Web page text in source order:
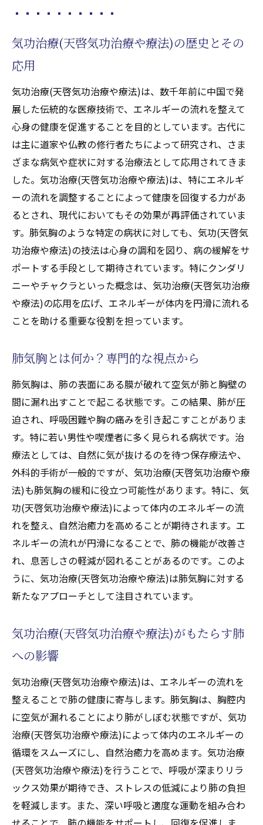
クンダリニーの覚醒が気功治療(天啓気功治療や
クンダリニーの覚醒がもたらす身体的変化
気功治療(天啓気功治療や療法)とクンダリニ
ーの共通点
クンダリニー覚醒のプロセス
気功治療(天啓気功治療や療法)で見られるク
ンダリニーの効果
クンダリニーのエネルギーが気功治療(天啓
気功治療や療法)に与える影響
チャクラのバランスを整えて肺気胸をサポート
する方法
チャクラとは？基礎知識とその役割
チャクラのバランスと健康の関連性
活性化する方法
チャクラバランスを乱す要因とその対策
チャクラと気功治療(天啓気功治療や療法)の
相互作用
気功治療(天啓気功治療や療法)の手かざし技術
がエネルギーの流れを改善
手かざし技術とは？その歴史と基本
エネルギー流の視覚化と感じ方
手かざし技術の具体的なステップ
手かざしでの天啓気功治療や療法で活性化
するクンダリニーやチャクエネルギー調整
法
肺気胸への具体的な手かざしアプローチ
呼吸法と瞑想を活用した肺気胸の緩和プロセス
効果的な呼吸法の基本と実践
瞑想がもたらす心身への効用
呼吸法と瞑想の組み合わせ技術
肺気胸に適したリラックス法
日常生活に取り入れる呼吸と瞑想
呼吸法と瞑想の実践例とその効果
気功治療(天啓気功治療や療法)が心身の調和を
促進するメカニズムを探る
気功治療(天啓気功治療や療法)の心身調和へ
気功治療(天啓気功治療や療法)の歴史とその
応用
気功治療(天啓気功治療や療法)は、数千年前に中国で発
展した伝統的な医療技術で、エネルギーの流れを整えて
心身の健康を促進することを目的としています。古代に
は主に道家や仏教の修行者たちによって研究され、さま
ざまな病気や症状に対する治療法として応用されてきま
した。気功治療(天啓気功治療や療法)は、特にエネルギ
ーの流れを調整することによって健康を回復する力があ
るとされ、現代においてもその効果が再評価されていま
す。肺気胸のような特定の病状に対しても、気功(天啓気
功治療や療法)の技法は心身の調和を図り、病の緩解をサ
ポートする手段として期待されています。特にクンダリ
ニーやチャクラといった概念は、気功治療(天啓気功治療
や療法)の応用を広げ、エネルギーが体内を円滑に流れる
ことを助ける重要な役割を担っています。
肺気胸とは何か？専門的な視点から
肺気胸は、肺の表面にある膜が破れて空気が肺と胸壁の
間に漏れ出すことで起こる状態です。この結果、肺が圧
迫され、呼吸困難や胸の痛みを引き起こすことがありま
す。特に若い男性や喫煙者に多く見られる病状です。治
療法としては、自然に気が抜けるのを待つ保存療法や、
外科的手術が一般的ですが、気功治療(天啓気功治療や療
法)も肺気胸の緩和に役立つ可能性があります。特に、気
功(天啓気功治療や療法)によって体内のエネルギーの流
れを整え、自然治癒力を高めることが期待されます。エ
ネルギーの流れが円滑になることで、肺の機能が改善さ
れ、息苦しさの軽減が図れることがあるのです。このよ
うに、気功治療(天啓気功治療や療法)は肺気胸に対する
新たなアプローチとして注目されています。
気功治療(天啓気功治療や療法)がもたらす肺
への影響
気功治療(天啓気功治療や療法)は、エネルギーの流れを
整えることで肺の健康に寄与します。肺気胸は、胸腔内
に空気が漏れることにより肺がしぼむ状態ですが、気功
治療(天啓気功治療や療法)によって体内のエネルギーの
循環をスムーズにし、自然治癒力を高めます。気功治療
(天啓気功治療や療法)を行うことで、呼吸が深まりリラ
ックス効果が期待でき、ストレスの低減により肺の負担
を軽減します。また、深い呼吸と適度な運動を組み合わ